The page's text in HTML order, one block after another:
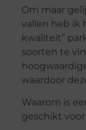
Om maar
vallen heb ik
kwaliteit”
soorten te
waardoor
Waarom is
geschikt